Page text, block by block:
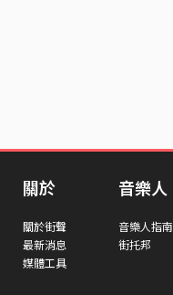
關於
關於街聲
最新消息
媒體工具
音樂人
音樂人指南
街托邦